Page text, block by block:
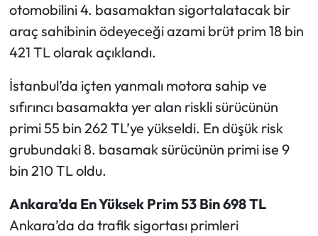
otomobilini 4. basamaktan sigortalatacak bir
araç sahibinin ödeyeceği azami brüt prim 18 bin
421 TL olarak açıklandı.
İstanbul’da içten yanmalı motora sahip ve
sıfırıncı basamakta yer alan riskli sürücünün
primi 55 bin 262 TL’ye yükseldi. En düşük risk
grubundaki 8. basamak sürücünün primi ise 9
bin 210 TL oldu.
Ankara’da En Yüksek Prim 53 Bin 698 TL
Ankara’da da trafik sigortası primleri